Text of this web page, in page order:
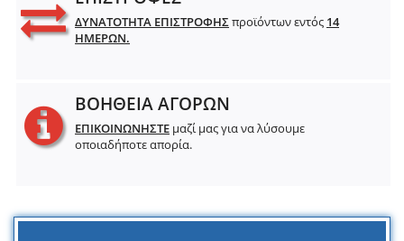
ΔΥΝΑΤΟΤΗΤΑ ΕΠΙΣΤΡΟΦΗΣπροϊόντων εντός 14
ΗΜΕΡΩΝ.
ΒΟΗΘΕΙΑ ΑΓΟΡΩΝ
ΕΠΙΚΟΙΝΩΝΗΣΤΕ μαζί μας για να λύσουμε
οποιαδήποτε απορία.